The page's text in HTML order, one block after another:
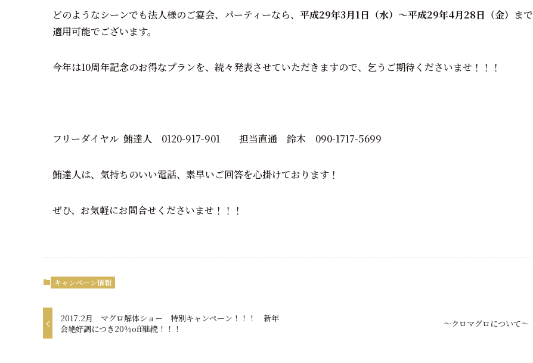
どのようなシーンでも法人様のご宴会、パーティーなら、 平成29年3月1日（水）～平成29年4月28日（金） まで
適用可能でございます。
今年は10周年記念のお得なプランを、続々発表させていただきますので、乞うご期待くださいませ！！！
フリーダイヤル 鮪達人 0120-917-901 担当直通 鈴木 090-1717-5699
鮪達人は、気持ちのいい電話、素早いご回答を心掛けております！
ぜひ、お気軽にお問合せくださいませ！！！
キャンペーン情報
2017.2月 マグロ解体ショー 特別キャンペーン！！！ 新年
会絶好調につき20％off継続！！！
～クロマグロについて～